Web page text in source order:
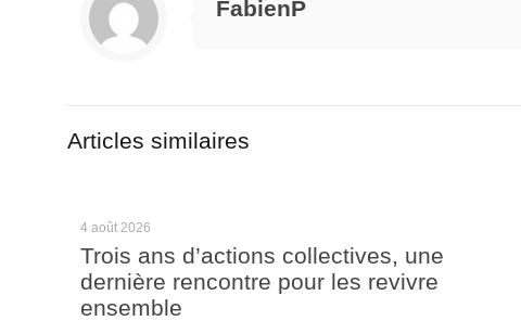
FabienP
Articles similaires
4 août 2026
Trois ans d’actions collectives, une
dernière rencontre pour les revivre
ensemble